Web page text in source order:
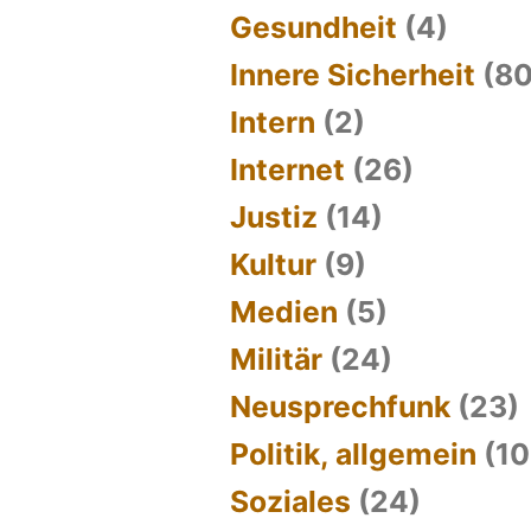
Gesundheit (4)
Innere Sicherheit
Intern (2)
Internet (26)
Justiz (14)
Kultur (9)
Medien (5)
Militär (24)
Neusprechfunk (23)
Politik, allgemein
Soziales (24)